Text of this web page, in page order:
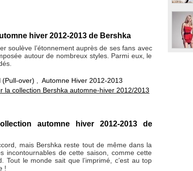
hiver 2012-2013 de Bershka
soulève l’étonnement auprès de ses fans avec
autour de nombreux styles. Parmi eux, le
(Pull-over) ,Automne Hiver 2012-2013
la collection Bershka automne-hiver 2012/2013
automne hiver 2012-2013 de
mais Bershka reste tout de même dans la
incontournables de cette saison, comme cette
Tout le monde sait que l’imprimé, c’est au top
!